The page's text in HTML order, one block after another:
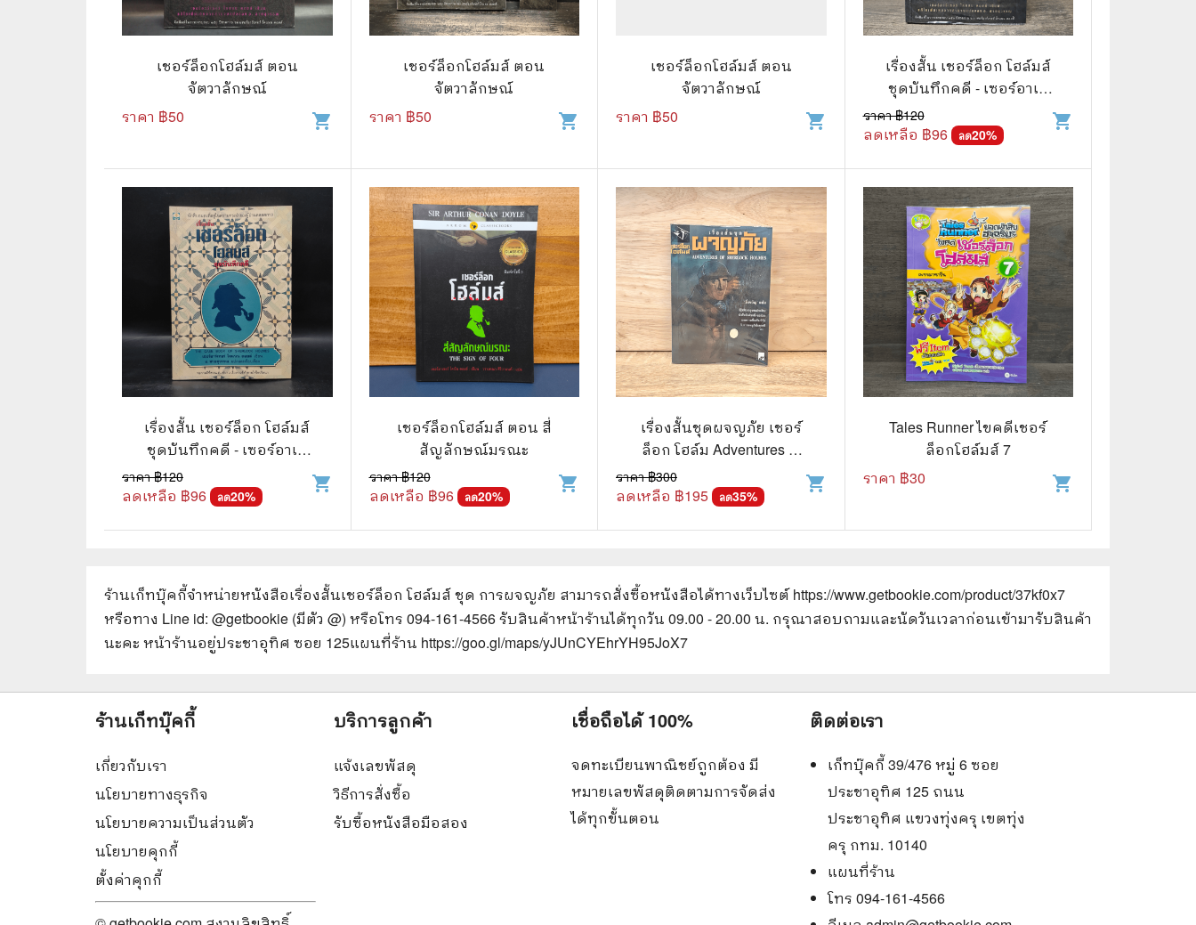
เชอร์ล็อกโฮล์มส์ ตอน
จัตวาลักษณ์
ราคา ฿50 shopping_cart
เชอร์ล็อกโฮล์มส์ ตอน
จัตวาลักษณ์
ราคา ฿50 shopping_cart
เชอร์ล็อกโฮล์มส์ ตอน
จัตวาลักษณ์
ราคา ฿50 shopping_cart
เรื่องสั้น เชอร์ล็อก โฮล์มส์
ชุดบันทึกคดี - เซอร์อาเท
อร์ โคแนน ดอยล์
ราคา ฿120
ลดเหลือ ฿96 ลด20%
shopping_cart
เรื่องสั้น เชอร์ล็อก โฮล์มส์
ชุดบันทึกคดี - เซอร์อาเท
อร์ โคแนน ดอยล์
ราคา ฿120
ลดเหลือ ฿96 ลด20%
shopping_cart
เชอร์ล็อกโฮล์มส์ ตอน สี่
สัญลักษณ์มรณะ
ราคา ฿120
ลดเหลือ ฿96 ลด20%
shopping_cart
เรื่องสั้นชุดผจญภัย เชอร์
ล็อก โฮล์ม Adventures of
Sherlock Holmes - เซอร์อา
เธอร์ โคแนน ดอยล์
ราคา ฿300
ลดเหลือ ฿195 ลด35%
shopping_cart
Tales Runner ไขคดีเชอร์
ล็อกโฮล์มส์ 7
ราคา ฿30 shopping_cart
ร้านเก็ทบุ๊คกี้จำหน่ายหนังสือเรื่องสั้นเชอร์ล็อก โฮล์มส์ ชุด การผจญภัย สามารถสั่งซื้อหนังสือได้ทางเว็บไซต์ https://www.getbookie.com/product/37kf0x7
หรือทาง Line id: @getbookie (มีตัว @) หรือโทร 094-161-4566 รับสินค้าหน้าร้านได้ทุกวัน 09.00 - 20.00 น. กรุณาสอบถามและนัดวันเวลาก่อนเข้ามารับสินค้า
นะคะ หน้าร้านอยู่ประชาอุทิศ ซอย 125แผนที่ร้าน https://goo.gl/maps/yJUnCYEhrYH95JoX7
🎭 ดราม่า ชีวิต
🔍 สืบสวน สอบสวน
⚔️ แอ็คชั่น ต่อสู้
😀 ตลก สนุกสนาน
นิยาย วรรณกรรม
🐲 นิทาน
ร้านเก็ทบุ๊คกี้
เกี่ยวกับเรา
นโยบายทางธุรกิจ
นโยบายความเป็นส่วนตัว
นโยบายคุกกี้
ตั้งค่าคุกกี้
บริการลูกค้า
แจ้งเลขพัสดุ
วิธีการสั่งซื้อ
รับซื้อหนังสือมือสอง
เชื่อถือได้ 100%
จดทะเบียนพาณิชย์ถูกต้อง มี
หมายเลขพัสดุติดตามการจัดส่ง
ได้ทุกขั้นตอน
ติดต่อเรา
เก็ทบุ๊คกี้ 39/476 หมู่ 6 ซอย
ประชาอุทิศ 125 ถนน
ประชาอุทิศ แขวงทุ่งครุ เขตทุ่ง
ครุ กทม. 10140
แผนที่ร้าน
โทร 094-161-4566